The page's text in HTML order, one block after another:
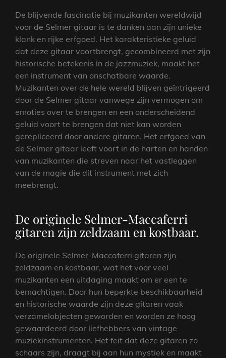
De blijvende fascinatie bij muzikanten wereldwijd
voor de Selmer gitaar is te danken aan zijn unieke
klank en rijke erfgoed. Het karakteristieke geluid
dat deze gitaar voortbrengt, gecombineerd met zijn
historische betekenis in de jazzmuziek, maakt het
een instrument van onschatbare waarde.
Muzikanten over de hele wereld blijven geïntrigeerd
door de Selmer gitaar vanwege zijn vermogen om
emoties over te brengen en een onderscheidend
geluid voort te brengen dat niet kan worden
gerepliceerd door andere gitaren. Het erfgoed van
de Selmer gitaar leeft voort in de harten en handen
van muzikanten die streven naar het vastleggen
van de magie die dit instrument met zich
meebrengt.
De originele Selmer-Maccaferri
gitaren zijn zeldzaam en kostbaar.
De originele Selmer-Maccaferri gitaren zijn
zeldzaam en kostbaar, wat het voor veel
muzikanten een uitdaging maakt om er een te
bemachtigen. Door hun beperkte beschikbaarheid
en historische waarde zijn deze gitaren vaak
verzamelobjecten geworden en worden ze hoog
gewaardeerd door liefhebbers van vintage
muziekinstrumenten. Het feit dat deze gitaren zo
schaars zijn, draagt bij aan hun mystiek en maakt